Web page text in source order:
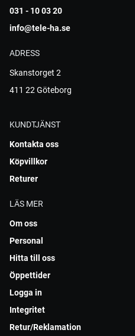
031 - 10 03 20
info@tele-ha.se
ADRESS
Skanstorget 2
411 22 Göteborg
KUNDTJÄNST
Kontakta oss
Köpvillkor
Returer
LÄS MER
Om oss
Personal
Hitta till oss
Öppettider
Logga in
Integritet
Retur/Reklamation